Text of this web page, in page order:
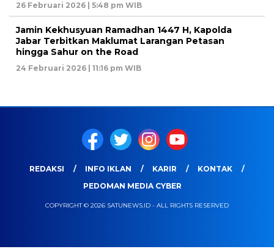
26 Februari 2026 | 5:48 pm WIB
Jamin Kekhusyuan Ramadhan 1447 H, Kapolda
Jabar Terbitkan Maklumat Larangan Petasan
hingga Sahur on the Road
24 Februari 2026 | 11:16 pm WIB
REDAKSI INFO IKLAN KARIR
KONTAK
PEDOMAN MEDIA CYBER
COPYRIGHT © 2026 SATUNEWS.ID - ALL RIGHTS RESERVED